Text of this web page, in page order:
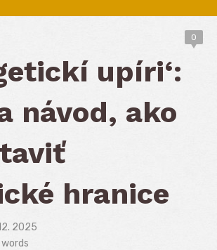
0
upíri‘:
návod, ako
hranice
2025
words